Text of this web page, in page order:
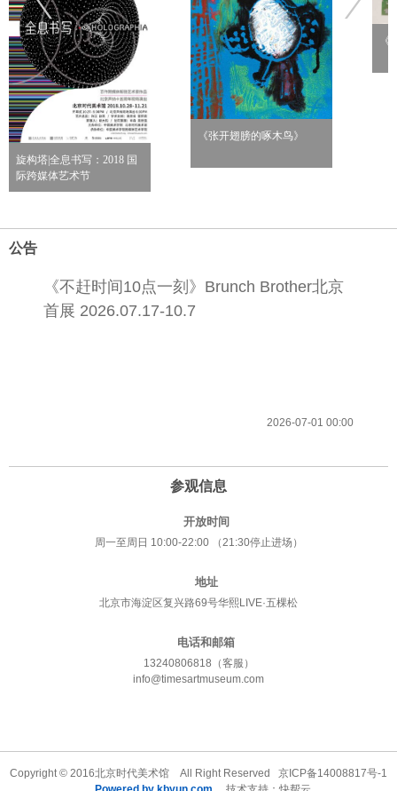
旋构塔|全息书写：2018 国
际跨媒体艺术节
《张开翅膀的啄木鸟》
《
公告
《不赶时间10点一刻》Brunch Brother北京
首展 2026.07.17-10.7
2026-07-01 00:00
参观信息
开放时间
周一至周日 10:00-22:00 （21:30停止进场）
地址
北京市海淀区复兴路69号华熙LIVE·五棵松
电话和邮箱
13240806818（客服）
info@timesartmuseum.com
Copyright © 2016北京时代美术馆 All Right Reserved 京ICP备14008817号-1